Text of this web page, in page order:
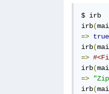
$ irb
irb(
=> true
irb(
=>
irb(
=>
irb(